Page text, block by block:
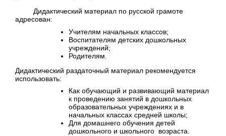
Дидактический материал по русской грамоте
адресован:
Учителям начальных классов;
Воспитателям детских дошкольных
учреждений;
Родителям.
Дидактический раздаточный материал рекомендуется
использовать:
Как обучающий и развивающий материал
к проведению занятий в дошкольных
образовательных учреждениях и в
начальных классах средней школы;
Для домашнего обучения детей
дошкольного и школьного возраста.